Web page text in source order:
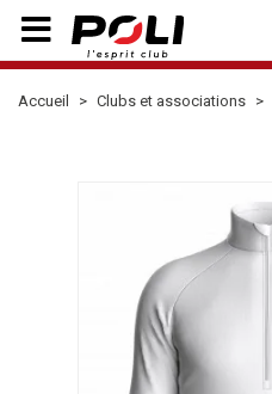
Accueil Clubs et associations